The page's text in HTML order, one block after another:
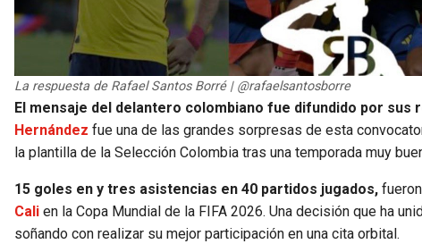
La respuesta de Rafael Santos Borré | @rafaelsantosborre
El mensaje del delantero colombiano fue difundido por sus
Hernández fue una de las grandes sorpresas de esta
la plantilla de la Selección Colombia tras una temporada muy
15 goles en y tres asistencias en 40 partidos jugados,
Cali en la Copa Mundial de la FIFA 2026. Una decisión que ha
soñando con realizar su mejor participación en una cita orbital.